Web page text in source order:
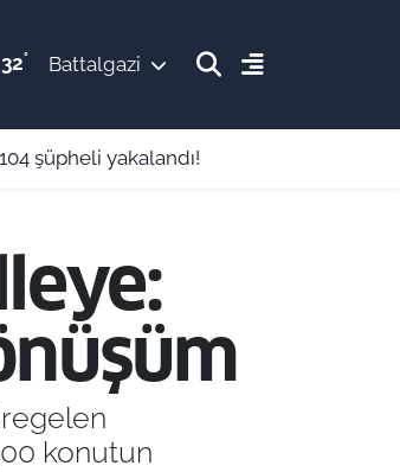
32° Battalgazi
şüpheli yakalandı!
konutun